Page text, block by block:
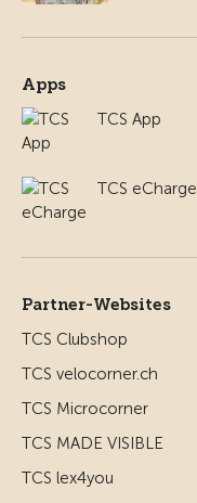
Apps
TCS App
TCS eCharge
Partner-Websites
TCS Clubshop
TCS velocorner.ch
TCS Microcorner
TCS MADE VISIBLE
TCS lex4you